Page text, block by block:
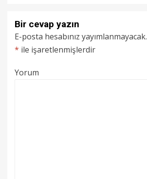
Bir cevap yazın
E-posta hesabınız yayımlanmayacak.
* ile işaretlenmişlerdir
Yorum